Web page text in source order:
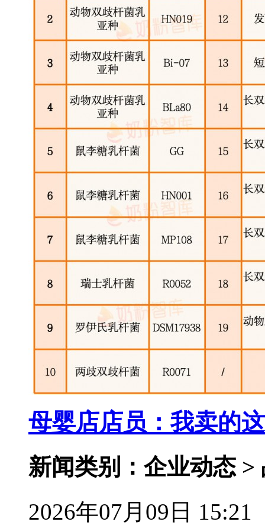
母婴店店员：我卖的
新闻类别：企业动态 >
2026年07月09日 15:21